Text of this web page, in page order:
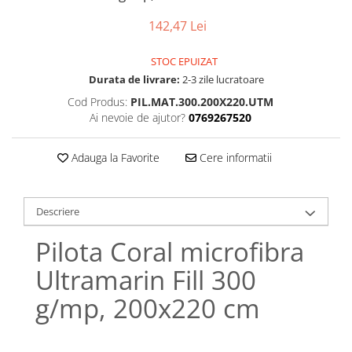
160x200cm
200x200cm
200x220cm
Cu elastic
Normal - fara elastic
Culoarea
142,47 Lei
STOC EPUIZAT
Durata de livrare: 2-3 zile lucratoare
Cod Produs: PIL.MAT.300.200X220.UTM
Ai nevoie de ajutor? 0769267520
Adauga la Favorite Cere informatii
Descriere
Pilota Coral microfibra
Ultramarin Fill 300
g/mp, 200x220 cm